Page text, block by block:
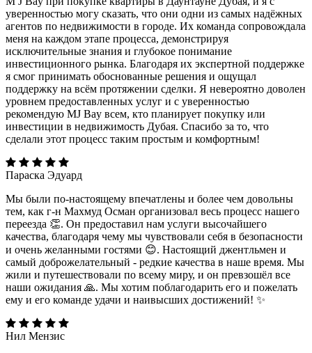
уверенностью могу сказать, что они одни из самых надёжных
агентов по недвижимости в городе. Их команда сопровождала
меня на каждом этапе процесса, демонстрируя
исключительные знания и глубокое понимание
инвестиционного рынка. Благодаря их экспертной поддержке
я смог принимать обоснованные решения и ощущал
поддержку на всём протяжении сделки. Я невероятно доволен
уровнем предоставленных услуг и с уверенностью
рекомендую MJ Bay всем, кто планирует покупку или
инвестиции в недвижимость Дубая. Спасибо за то, что
сделали этот процесс таким простым и комфортным!
Параска Эдуард
Мы были по-настоящему впечатлены и более чем довольны
тем, как г-н Махмуд Осман организовал весь процесс нашего
переезда 👏. Он предоставил нам услуги высочайшего
качества, благодаря чему мы чувствовали себя в безопасности
и очень желанными гостями 😊. Настоящий джентльмен и
самый доброжелательный - редкие качества в наше время. Мы
жили и путешествовали по всему миру, и он превзошёл все
наши ожидания 🙏. Мы хотим поблагодарить его и пожелать
ему и его команде удачи и наивысших достижений! ✨️
Нил Мензис